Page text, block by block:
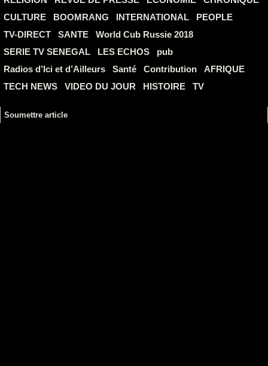
CULTURE
BOOMRANG INTERNATIONAL
PEOPLE
TV-DIRECT
SANTE
World Cub Russie 2018
SERIE TV SENEGAL
LES ECHOS
pub
Radios d’Ici et d’Ailleurs
Santé Contribution
AFRIQUE
TECH NEWS
VIDEO DU JOUR HISTOIRE TV
Soumettre article